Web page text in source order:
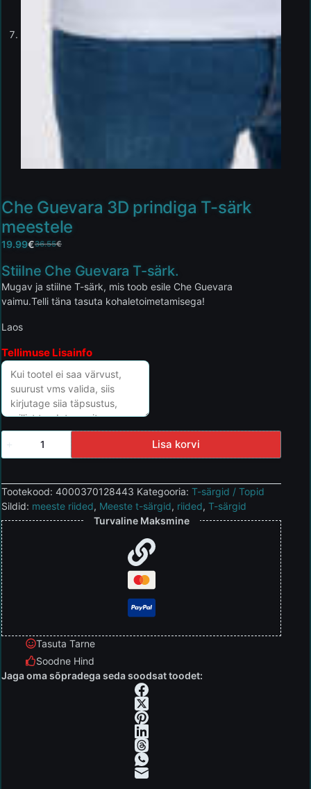
Che Guevara 3D prindiga T-särk
meestele
36.55€
19.99€
Stiilne Che Guevara T-särk.
Mugav ja stiilne T-särk, mis toob esile Che Guevara
vaimu.Telli täna tasuta kohaletoimetamisega!
Laos
Tellimuse Lisainfo
Lisa korvi
Tootekood: 4000370128443 Kategooria: T-särgid / Topid
Sildid: meeste riided, Meeste t-särgid, riided, T-särgid
Turvaline Maksmine
Tasuta Tarne
Soodne Hind
Jaga oma sõpradega seda soodsat toodet: